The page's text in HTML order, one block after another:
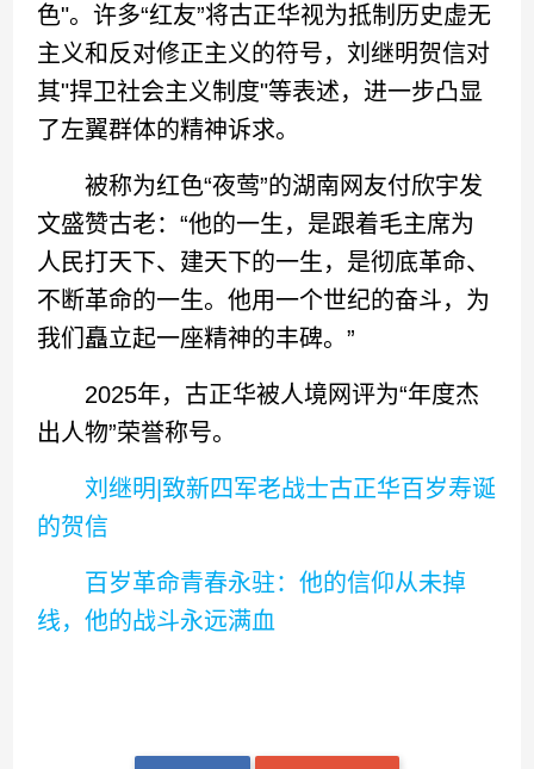
色"。许多“红友”将古正华视为抵制历史虚无
主义和反对修正主义的符号，刘继明贺信对
其"捍卫社会主义制度"等表述，进一步凸显
了左翼群体的精神诉求。
被称为红色“夜莺”的湖南网友付欣宇发
文盛赞古老：“他的一生，是跟着毛主席为
人民打天下、建天下的一生，是彻底革命、
不断革命的一生。他用一个世纪的奋斗，为
我们矗立起一座精神的丰碑。”
2025年，古正华被人境网评为“年度杰
出人物”荣誉称号。
刘继明|致新四军老战士古正华百岁寿诞
的贺信
百岁革命青春永驻：他的信仰从未掉
线，他的战斗永远满血